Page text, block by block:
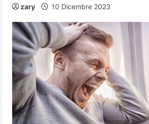
zary 10 Dicembre 2023